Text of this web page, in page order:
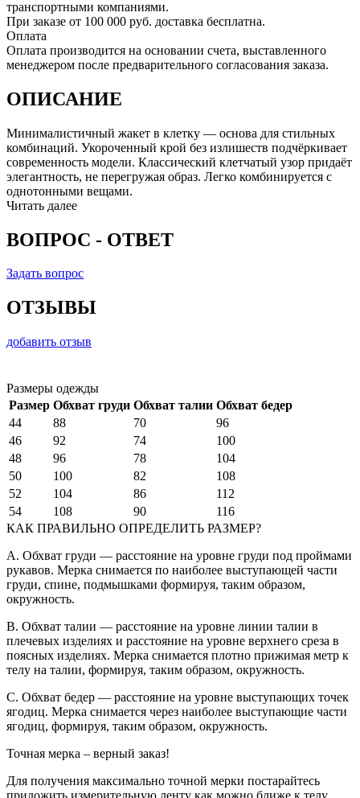
транспортными компаниями.
При заказе от 100 000 руб. доставка бесплатна.
Оплата
Оплата производится на основании счета, выставленного
менеджером после предварительного согласования заказа.
ОПИСАНИЕ
Минималистичный жакет в клетку — основа для стильных
комбинаций. Укороченный крой без излишеств подчёркивает
современность модели. Классический клетчатый узор придаёт
элегантность, не перегружая образ. Легко комбинируется с
однотонными вещами.
Читать далее
ВОПРОС - ОТВЕТ
Задать вопрос
ОТЗЫВЫ
добавить отзыв
Размеры одежды
Размер Обхват груди Обхват талии Обхват бедер
44
88 70
96
46
92 74
100
48
96 78
104
50
100 82
108
52
104 86
112
54
108 90
116
КАК ПРАВИЛЬНО ОПРЕДЕЛИТЬ РАЗМЕР?
A. Обхват груди — расстояние на уровне груди под проймами
рукавов. Мерка снимается по наиболее выступающей части
груди, спине, подмышками формируя, таким образом,
окружность.
B. Обхват талии — расстояние на уровне линии талии в
плечевых изделиях и расстояние на уровне верхнего среза в
поясных изделиях. Мерка снимается плотно прижимая метр к
телу на талии, формируя, таким образом, окружность.
C. Обхват бедер — расстояние на уровне выступающих точек
ягодиц. Мерка снимается через наиболее выступающие части
ягодиц, формируя, таким образом, окружность.
Точная мерка – верный заказ!
Для получения максимально точной мерки постарайтесь